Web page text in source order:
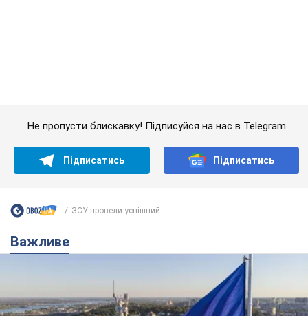
чому її боялася Російська імперія: про це не
Державним символом є тільки перший куплет та приспів пісні
6 годин тому 26,1 т.